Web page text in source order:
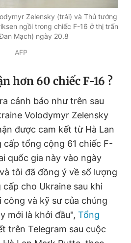
Zelensky (trái) và Thủ tướng
ngồi trong chiếc F-16 ở thị trấn
Mạch) ngày 20.8
AFP
hơn 60 chiếc F-16 ?
cảnh báo như trên sau
Volodymyr Zelensky
được cam kết từ Hà Lan
cấp tổng cộng 61 chiếc F-
quốc gia này vào ngày
tôi đã đồng ý về số lượng
cấp cho Ukraine sau khi
công và kỹ sư của chúng
mới là khởi đầu", Tổng
trên Telegram sau cuộc